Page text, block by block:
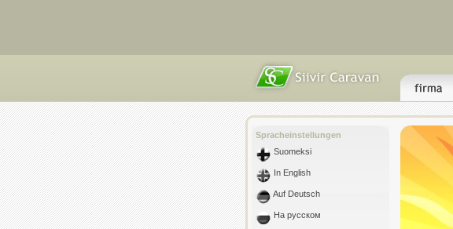
Spracheinstellungen
Suomeksi
In English
Auf Deutsch
На русском